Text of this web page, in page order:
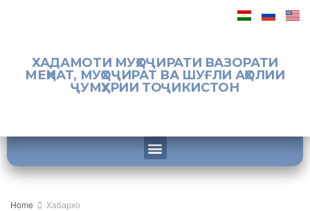
ХАДАМОТИ МУҲОҶИРАТИ ВАЗОРАТИ
МЕҲНАТ, МУҲОҶИРАТ ВА ШУҒЛИ АҲОЛИИ
ҶУМҲУРИИ ТОҶИКИСТОН
Home Хабархо